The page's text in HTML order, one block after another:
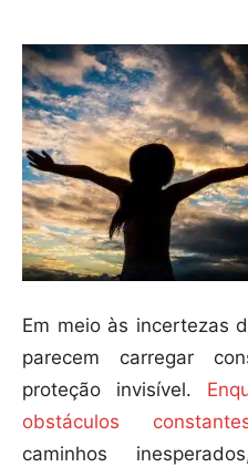
Em meio às incertezas
parecem carregar
proteção invisível.
obstáculos
caminhos